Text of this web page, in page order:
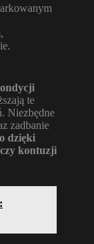
te
Niezbędne
zadbanie
dzięki
kontuzji